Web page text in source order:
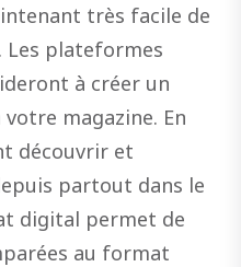
très facile de
Les plateformes
à créer un
magazine. En
découvrir et
partout dans le
digital permet de
au format